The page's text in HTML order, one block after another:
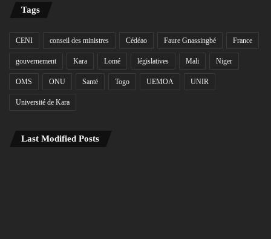
Tags
CENI conseil des ministres Cédéao Faure Gnassingbé France
gouvernement Kara Lomé législatives Mali Niger
OMS ONU Santé Togo UEMOA UNIR
Université de Kara
Last Modified Posts